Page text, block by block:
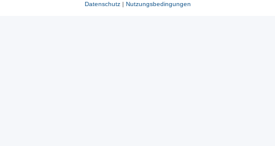
Datenschutz| Nutzungsbedingungen